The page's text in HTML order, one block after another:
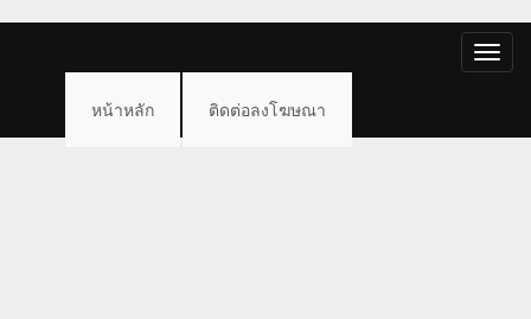
Toggle
หน้าหลัก ติดต่อลงโฆษณา